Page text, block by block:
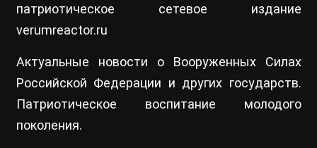
патриотическое сетевое издание
verumreactor.ru
Актуальные новости о Вооруженных Силах
Российской Федерации и других государств.
Патриотическое воспитание молодого
поколения.